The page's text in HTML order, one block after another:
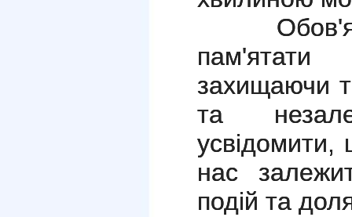
захищаючи
та
усвідомити,
нас
подій та